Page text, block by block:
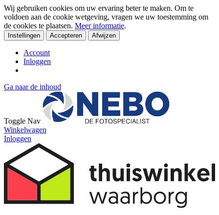
Wij gebruiken cookies om uw ervaring beter te maken. Om te
voldoen aan de cookie wetgeving, vragen we uw toestemming om
de cookies te plaatsen. Meer informatie.
Instellingen Accepteren Afwijzen
Account
Inloggen
Ga naar de inhoud
Toggle Nav
Winkelwagen
Inloggen